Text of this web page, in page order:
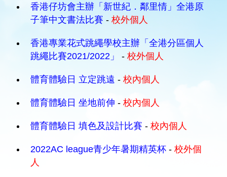
香港仔坊會主辦「新世紀．鄰里情」全港原
子筆中文書法比賽 - 校外個人
香港專業花式跳繩學校主辦「全港分區個人
跳繩比賽2021/2022」
- 校外個人
體育體驗日 立定跳遠 - 校內個人
體育體驗日 坐地前伸 - 校內個人
體育體驗日 填色及設計比賽 - 校內個人
2022AC league青少年暑期精英杯 - 校外個
人